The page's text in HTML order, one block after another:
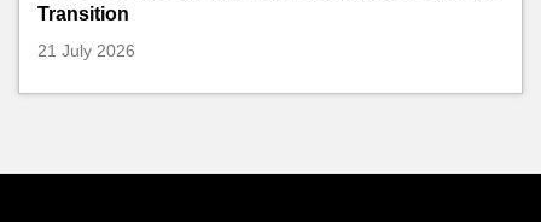
Transition
21 July 2026